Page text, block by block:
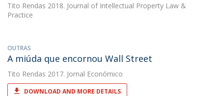
Tito Rendas 2018. Journal of Intellectual Property Law &
Practice
OUTRAS
A miúda que encornou Wall Street
Tito Rendas 2017. Jornal Económico
DOWNLOAD AND MORE DETAILS